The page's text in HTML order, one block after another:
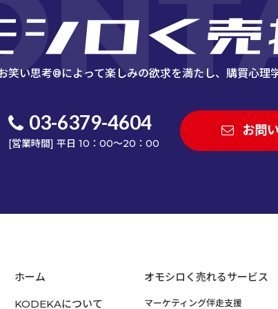
笑い思考®によって楽しみの欲求を満たし、 購買心理
03-6379-4604
[営業時間] 平日 10：00～20：00
お問
ホーム
KODEKAについて
オモシロく売れるサービス
マーケティング伴走支援